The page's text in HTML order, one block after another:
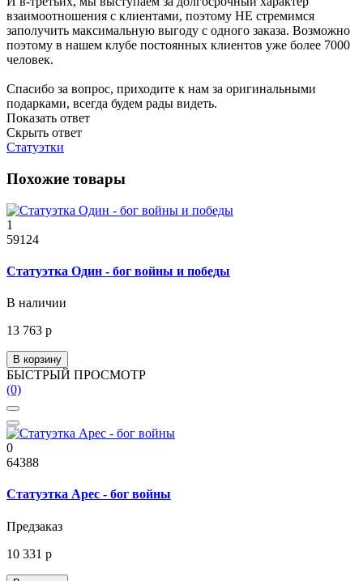
взаимоотношения с клиентами, поэтому НЕ стремимся
заполучить максимальную выгоду с одного заказа. Возможно
поэтому в нашем клубе постоянных клиентов уже более 7000
человек.
Спасибо за вопрос, приходите к нам за оригинальными
подарками, всегда будем рады видеть.
Показать ответ
Скрыть ответ
Статуэтки
Похожие товары
1
59124
Статуэтка Один - бог войны и победы
В наличии
13 763 р
В корзину
БЫСТРЫЙ ПРОСМОТР
(0)
0
64388
Статуэтка Арес - бог войны
Предзаказ
10 331 р